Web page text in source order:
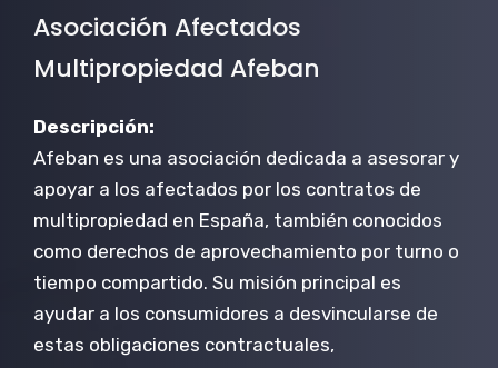
Asociación Afectados
Multipropiedad Afeban
Descripción:
Afeban es una asociación dedicada a asesorar y
apoyar a los afectados por los contratos de
multipropiedad en España, también conocidos
como derechos de aprovechamiento por turno o
tiempo compartido. Su misión principal es
ayudar a los consumidores a desvincularse de
estas obligaciones contractuales,